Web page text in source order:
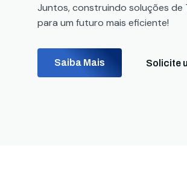
Juntos, construindo soluções de
para um futuro mais eficiente!
Saiba Mais Solicite